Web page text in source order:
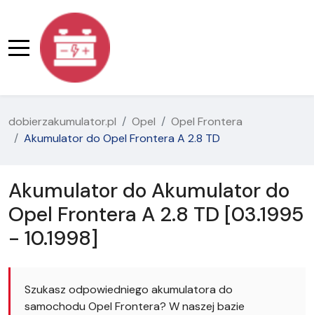
dobierzakumulator.pl Opel
Opel Frontera
Akumulator do Opel Frontera A 2.8 TD
Akumulator do Akumulator do
Opel Frontera A 2.8 TD [03.1995
- 10.1998]
Szukasz odpowiedniego akumulatora do
samochodu Opel Frontera? W naszej bazie